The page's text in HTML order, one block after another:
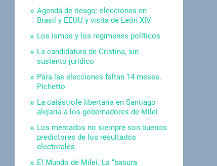
Agenda de riesgo: elecciones en
Brasil y EEUU y visita de León XIV
Los ismos y los regímenes políticos
La candidatura de Cristina, sin
sustento jurídico
Para las elecciones faltan 14 meses.
Pichetto
La catástrofe libertaria en Santiago
alejaría a los gobernadores de Milei
Los mercados no siempre son buenos
predictores de los resultados
electorales
El Mundo de Milei. La “basura